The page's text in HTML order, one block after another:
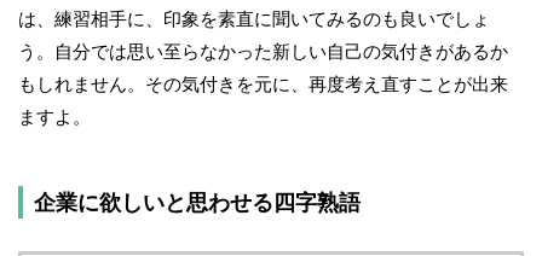
は、練習相手に、印象を素直に聞いてみるのも良いでしょ
う。自分では思い至らなかった新しい自己の気付きがあるか
もしれません。その気付きを元に、再度考え直すことが出来
ますよ。
企業に欲しいと思わせる四字熟語